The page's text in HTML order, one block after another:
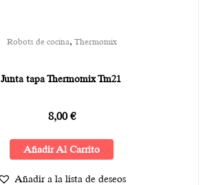
Robots de cocina, Thermomix
Junta tapa Thermomix Tm21
8,00€
Añadir Al Carrito
Añadir a la lista de deseos